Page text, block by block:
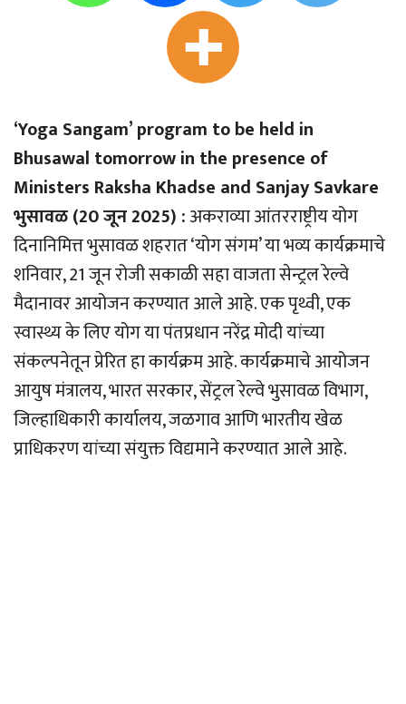
‘Yoga Sangam’ program to be held in
Bhusawal tomorrow in the presence of
Ministers Raksha Khadse and Sanjay Savkare
भुसावळ (20 जून 2025) :अकराव्या आंतरराष्ट्रीय योग
दिनानिमित्त भुसावळ शहरात ‘योग संगम’ या भव्य कार्यक्रमाचे
शनिवार, 21 जून रोजी सकाळी सहा वाजता सेन्ट्रल रेल्वे
मैदानावर आयोजन करण्यात आले आहे. एक पृथ्वी, एक
स्वास्थ्य के लिए योग या पंतप्रधान नरेंद्र मोदी यांच्या
संकल्पनेतून प्रेरित हा कार्यक्रम आहे. कार्यक्रमाचे आयोजन
आयुष मंत्रालय, भारत सरकार, सेंट्रल रेल्वे भुसावळ विभाग,
जिल्हाधिकारी कार्यालय, जळगाव आणि भारतीय खेळ
प्राधिकरण यांच्या संयुक्त विद्यमाने करण्यात आले आहे.